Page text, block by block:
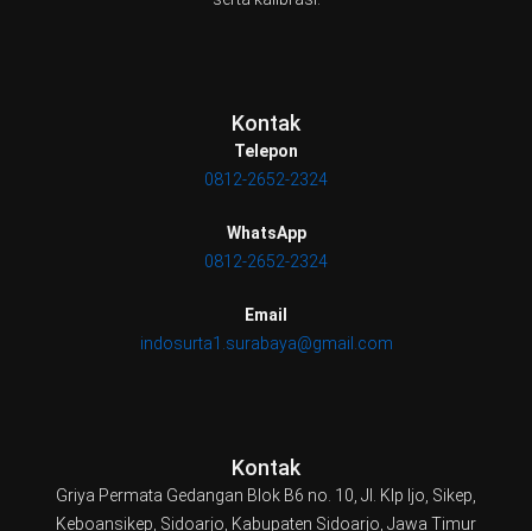
Kontak
Telepon
0812-2652-2324
WhatsApp
0812-2652-2324
Email
indosurta1.surabaya@gmail.com
Kontak
Griya Permata Gedangan Blok B6 no. 10, Jl. Klp Ijo, Sikep,
Keboansikep, Sidoarjo, Kabupaten Sidoarjo, Jawa Timur